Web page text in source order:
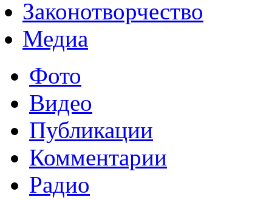
Законотворчество
Медиа
Фото
Видео
Публикации
Комментарии
Радио